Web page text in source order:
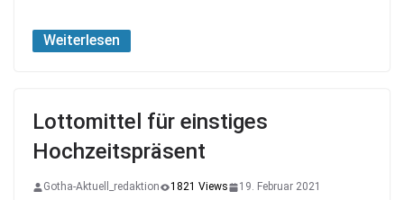
Weiterlesen
Lottomittel für einstiges
Hochzeitspräsent
Gotha-Aktuell_redaktion 1821 Views
19. Februar 2021